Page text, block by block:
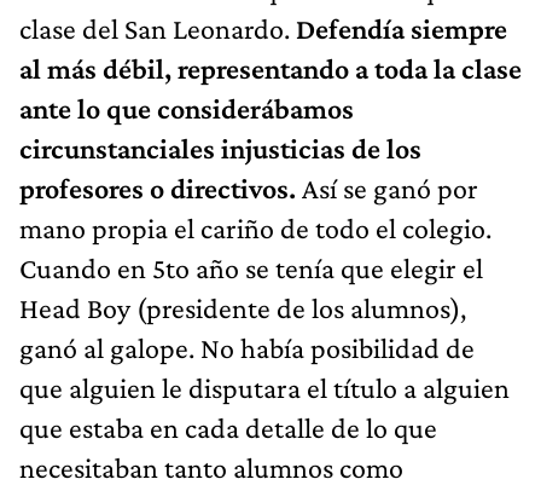
clase del San Leonardo. Defendía siempre
al más débil, representando a toda la clase
ante lo que considerábamos
circunstanciales injusticias de los
profesores o directivos. Así se ganó por
mano propia el cariño de todo el colegio.
Cuando en 5to año se tenía que elegir el
Head Boy (presidente de los alumnos),
ganó al galope. No había posibilidad de
que alguien le disputara el título a alguien
que estaba en cada detalle de lo que
necesitaban tanto alumnos como